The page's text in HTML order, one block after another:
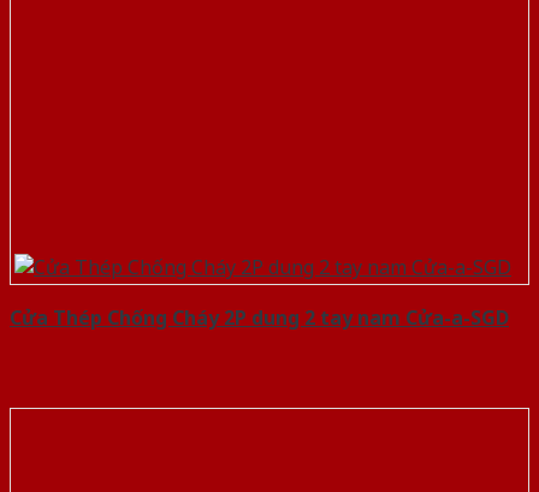
Cửa Thép Chống Cháy 2P dung 2 tay nam Cửa-a-SGD